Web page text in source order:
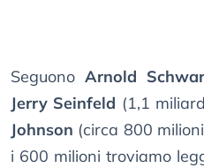
Seguono Arnold
Jerry Seinfeld (1,1
Johnson (circa 800
i 600 milioni troviamo